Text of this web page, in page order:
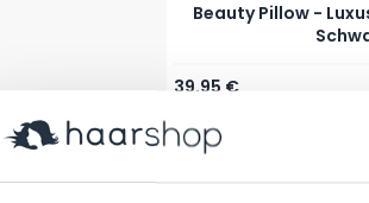
Beauty Pillow -
39,95 €